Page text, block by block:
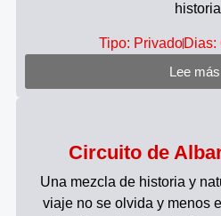
Tipo: PrivadoDias:
Lee
Circuito de
Una mezcla de historia y
viaje no se olvida y menos